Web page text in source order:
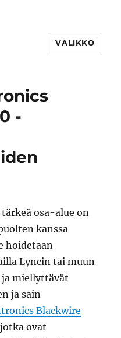
VALIKKO
-
osa-alue on
kanssa
hoidetaan
Lyncin tai muun
ja miellyttävät
ja sain
Blackwire
ovat